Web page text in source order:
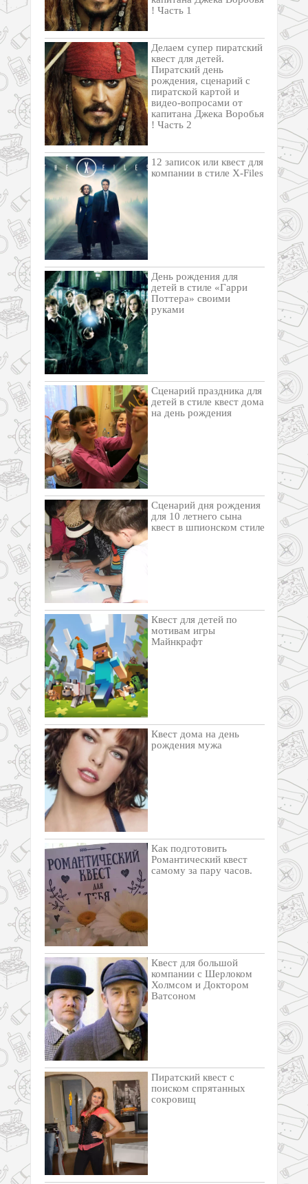
! Часть 1
Делаем супер пиратский
квест для детей.
Пиратский день
рождения, сценарий с
пиратской картой и
видео-вопросами от
капитана Джека Воробья
! Часть 2
12 записок или квест для
компании в стиле X-Files
День рождения для
детей в стиле «Гарри
Поттера» своими
руками
Cценарий праздника для
детей в стиле квест дома
на день рождения
Сценарий дня рождения
для 10 летнего сына
квест в шпионском стиле
Квест для детей по
мотивам игры
Майнкрафт
Квест дома на день
рождения мужа
Как подготовить
Романтический квест
самому за пару часов.
Квест для большой
компании с Шерлоком
Холмсом и Доктором
Ватсоном
Пиратский квест с
поиском спрятанных
сокровищ